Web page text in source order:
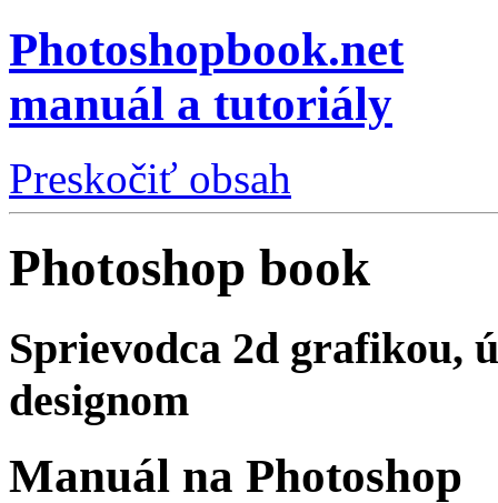
Photoshopbook.net
manuál a tutoriály
Preskočiť obsah
Photoshop book
Sprievodca 2d grafikou,
designom
Manuál na Photoshop